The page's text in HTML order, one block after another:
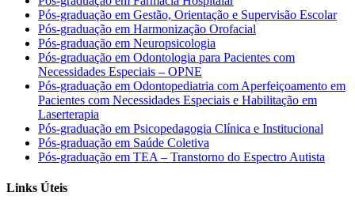
Pós-graduação em Gestão, Orientação e Supervisão Escolar
Pós-graduação em Harmonização Orofacial
Pós-graduação em Neuropsicologia
Pós-graduação em Odontologia para Pacientes com
Necessidades Especiais – OPNE
Pós-graduação em Odontopediatria com Aperfeiçoamento em
Pacientes com Necessidades Especiais e Habilitação em
Laserterapia
Pós-graduação em Psicopedagogia Clínica e Institucional
Pós-graduação em Saúde Coletiva
Pós-graduação em TEA – Transtorno do Espectro Autista
Links Úteis